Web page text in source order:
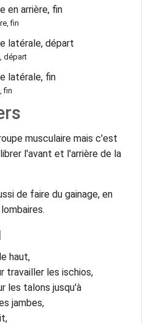
fin
départ
fin
musculaire mais c'est
l'avant et l'arrière de la
de faire du gainage, en
haut,
travailler les ischios,
les talons jusqu'à
jambes,